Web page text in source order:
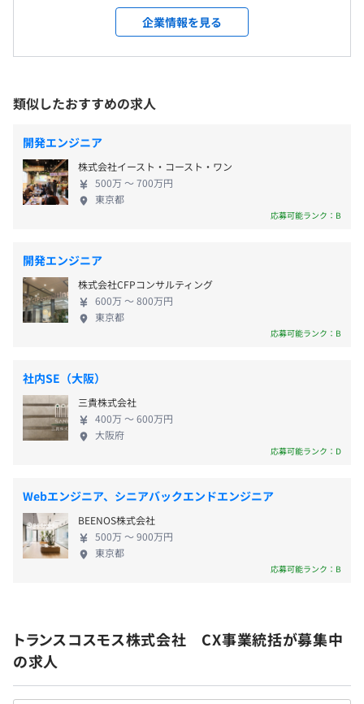
ハッカソンの開催 / サンドボックス環境の提供 / トラック
テストなど、新しい取り組みの導入を推進しています。
eラーニング、書籍代の購入補助、外部専門研修、海外カ
ンファレンス視察
相談の上、ご希望のマシンを支給いたします。
ウォーターフォール、アジャイル
ウォーターフォール、アジャイルなど、必要に応じた開発
体制を取りながら、上流工程から運用・保守まで一貫して
開発フェーズでは当社のオフショア拠点（ベトナム）がメ
インでです。
現在は在宅勤務がほとんどで、オンラインコミュニケーシ
ョンを重要視しており、多様なコミュニケーションツール
的に取り入れています
受動喫煙防止措置に関する事項
あり：屋内原則禁煙（喫煙室あり）
・特別休暇
・慶弔休暇
・産前産後休暇
・育児休暇
・通勤手当（※条件あり）
年2回
年1回
トランスコスモスグループ保険
3カ月（待遇の変更はありません）
ンスフォーメーション（DX）の必要性に迫られてい
ます。当社は最先端のデジタルソリューションとそれ
を使いこなす人の力を組み合わせることでお客様企
いきます その中でも私たち「CX事業統括」は、お客
様企業と顧客の接点となる、マーケティング・販
売・顧客コミュニケ－ションをワンストップでサポ
ートする組織です。 デジタル広告・ソーシャルメデ
ィアからWebサイト・アプリ・LINEといったお客様
との接点、CRMを基点に、お客様企業への接客やコ
ンタクトセンターでのサポートまで⼀貫して、デジ
力です。
企業情報を見る
類似したおすすめの求人
開発エンジニア
株式会社イースト・コースト・ワン
500万 〜 700万円
東京都
応募可能ランク：B
開発エンジニア
株式会社CFPコンサルティング
600万 〜 800万円
東京都
応募可能ランク：B
社内SE（大阪）
三貴株式会社
400万 〜 600万円
大阪府
応募可能ランク：D
Webエンジニア、シニアバックエンドエンジニア
BEENOS株式会社
500万 〜 900万円
東京都
応募可能ランク：B
トランスコスモス株式会社 CX事業統括が募集中
の求人